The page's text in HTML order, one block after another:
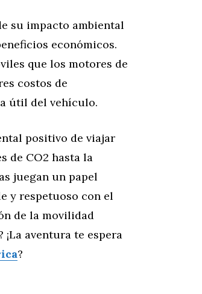
su impacto ambiental
económicos.
que los motores de
costos de
útil del vehículo.
positivo de viajar
de CO2 hasta la
juegan un papel
y respetuoso con el
de la movilidad
aventura te espera
?